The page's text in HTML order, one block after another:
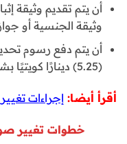
أن يتم تقديم وثيقة
وثيقة الجنسية أو
أن يتم دفع رسوم
(5.25) دينارًا كويتيًا بشكل إلكتروني في موقع الهيئة.
أقرأ أيضا: إجراءات
خطوات تغيير